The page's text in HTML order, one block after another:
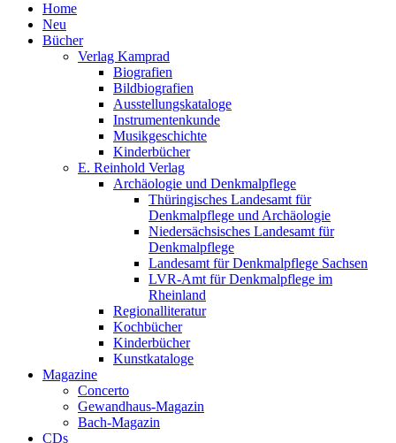
Home
Neu
Bücher
Verlag Kamprad
Biografien
Bildbiografien
Ausstellungskataloge
Instrumentenkunde
Musikgeschichte
Kinderbücher
E. Reinhold Verlag
Archäologie und Denkmalpflege
Thüringisches Landesamt für
Denkmalpflege und Archäologie
Niedersächsisches Landesamt für
Denkmalpflege
Landesamt für Denkmalpflege Sachsen
LVR-Amt für Denkmalpflege im
Rheinland
Regionalliteratur
Kochbücher
Kinderbücher
Kunstkataloge
Magazine
Concerto
Gewandhaus-Magazin
Bach-Magazin
CDs